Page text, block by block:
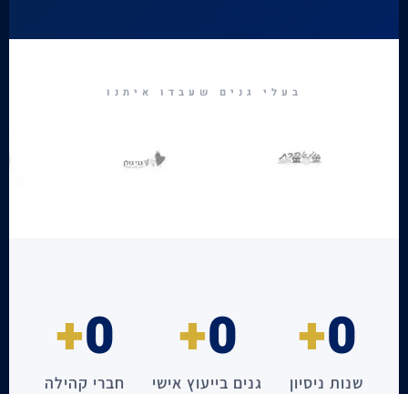
בעלי גנים שעבדו איתנו
0
+
שנות ניסיון
0
+
גנים בייעוץ אישי
0
+
חברי קהילה